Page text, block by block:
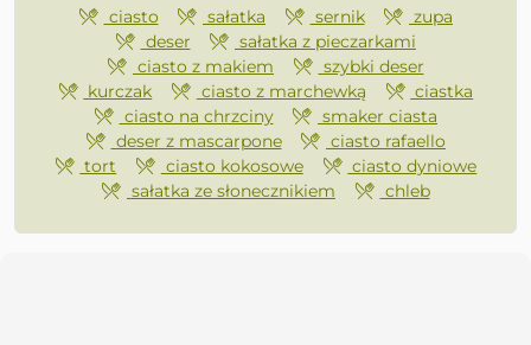
ciasto sałatka sernik
zupa
deser
sałatka z pieczarkami
ciasto z makiem
szybki deser
kurczak
ciasto z marchewką
ciastka
ciasto na chrzciny
smaker ciasta
deser z mascarpone
ciasto rafaello
tort
ciasto kokosowe
ciasto dyniowe
sałatka ze słonecznikiem
chleb